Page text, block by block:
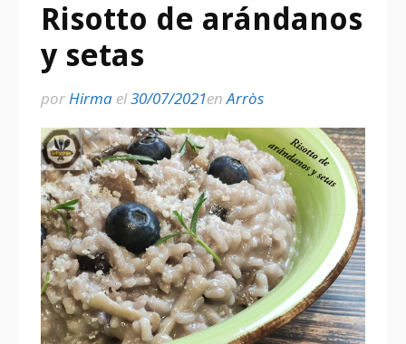
Risotto de arándanos
y setas
porHirma el30/07/2021enArròs